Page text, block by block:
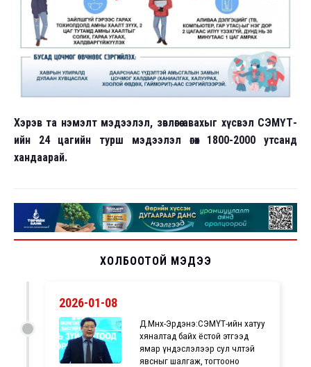
Хэрэв та нэмэлт мэдээлэл, зөвлөгөө авахыг хүсвэл СЭМҮТ-
ийн 24 цагийн турш мэдээлэл өгөх 1800-2000 утсанд
хандаарай.
ХОЛБООТОЙ МЭДЭЭ
2026-01-08
Д.Мөнх-Эрдэнэ:СЭМҮТ-ийн хатуу
хяналтад байх ёстой этгээд
ямар үндэслэлээр сул чөлөөтэй
явсныг шалгаж, тогтооно